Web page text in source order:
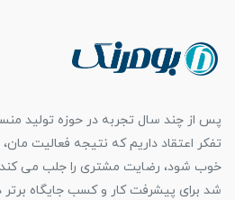
پس از چند سال تجربه در حوزه تولید
تفکر اعتقاد داریم که نتیجه فعالیت
خوب شود، رضایت مشتری را جلب می کند
شد برای پیشرفت کار و کسب جایگاه